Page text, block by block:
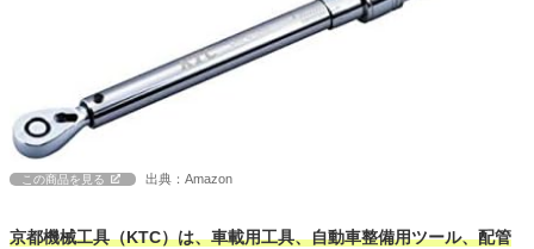
この商品を見る 出典：Amazon
京都機械工具（KTC）は、車載用工具、自動車整備用ツール、配管